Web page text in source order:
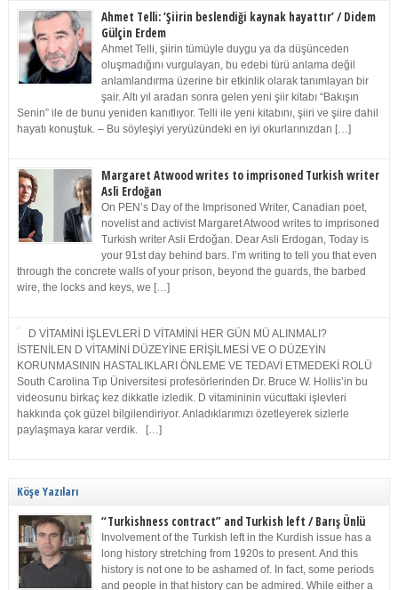
Ahmet Telli: ‘Şiirin beslendiği kaynak hayattır’ / Didem
Gülçin Erdem
Ahmet Telli, şiirin tümüyle duygu ya da düşünceden
oluşmadığını vurgulayan, bu edebi türü anlama değil
anlamlandırma üzerine bir etkinlik olarak tanımlayan bir
şair. Altı yıl aradan sonra gelen yeni şiir kitabı “Bakışın
Senin” ile de bunu yeniden kanıtlıyor. Telli ile yeni kitabını, şiiri ve şiire dahil
hayatı konuştuk. – Bu söyleşiyi yeryüzündeki en iyi okurlarınızdan […]
Margaret Atwood writes to imprisoned Turkish writer
Asli Erdoğan
On PEN’s Day of the Imprisoned Writer, Canadian poet,
novelist and activist Margaret Atwood writes to imprisoned
Turkish writer Asli Erdoğan. Dear Asli Erdogan, Today is
your 91st day behind bars. I’m writing to tell you that even
through the concrete walls of your prison, beyond the guards, the barbed
wire, the locks and keys, we […]
D VİTAMİNİ İŞLEVLERİ D VİTAMİNİ HER GÜN MÜ ALINMALI?
İSTENİLEN D VİTAMİNİ DÜZEYİNE ERİŞİLMESİ VE O DÜZEYİN
KORUNMASININ HASTALIKLARI ÖNLEME VE TEDAVİ ETMEDEKİ ROLÜ
South Carolina Tıp Üniversitesi profesörlerinden Dr. Bruce W. Hollis’in bu
videosunu birkaç kez dikkatle izledik. D vitamininin vücuttaki işlevleri
hakkında çok güzel bilgilendiriyor. Anladıklarımızı özetleyerek sizlerle
paylaşmaya karar verdik. […]
Köşe Yazıları
“Turkishness contract” and Turkish left / Barış Ünlü
Involvement of the Turkish left in the Kurdish issue has a
long history stretching from 1920s to present. And this
history is not one to be ashamed of. In fact, some periods
and people in that history can be admired. While either a